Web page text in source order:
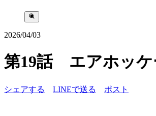
2026/04/03
第19話 エアホッケ
シェアする LINEで送る ポスト